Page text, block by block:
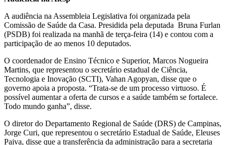
A audiência na Assembleia Legislativa foi organizada pela
Comissão de Saúde da Casa. Presidida pela deputada Bruna Furlan
(PSDB) foi realizada na manhã de terça-feira (14) e contou com a
participação de ao menos 10 deputados.
O coordenador de Ensino Técnico e Superior, Marcos Nogueira
Martins, que representou o secretário estadual de Ciência,
Tecnologia e Inovação (SCTI), Vahan Agopyan, disse que o
governo apoia a proposta. “Trata-se de um processo virtuoso. É
possível aumentar a oferta de cursos e a saúde também se fortalece.
Todo mundo ganha”, disse.
O diretor do Departamento Regional de Saúde (DRS) de Campinas,
Jorge Curi, que representou o secretário Estadual de Saúde, Eleuses
Paiva, disse que a transferência da administração para a secretaria